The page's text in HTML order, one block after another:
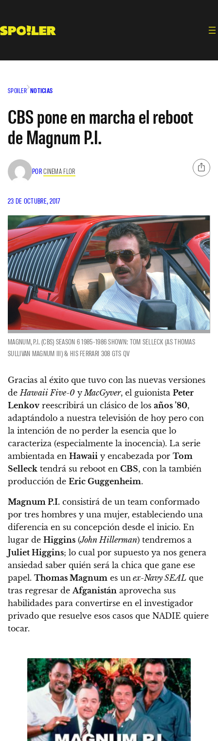
contenido
SPOILER NOTICIAS
CBS pone en marcha el reboot
de Magnum P.I.
PORCINEMA FLOR
23 DE OCTUBRE, 2017
MAGNUM, P.I. (CBS) SEASON 6 1985-1986 SHOWN: TOM SELLECK (AS THOMAS
SULLIVAN MAGNUM III) & HIS FERRARI 308 GTS QV
Gracias al éxito que tuvo con las nuevas versiones
de Hawaii Five-0 y MacGyver, el guionista Peter
Lenkov reescribirá un clásico de los años ’80,
adaptándolo a nuestra televisión de hoy pero con
la intención de no perder la esencia que lo
caracteriza (especialmente la inocencia). La serie
ambientada en Hawaii y encabezada por Tom
Selleck tendrá su reboot en CBS, con la también
producción de Eric Guggenheim.
Magnum P.I. consistirá de un team conformado
por tres hombres y una mujer, estableciendo una
diferencia en su concepción desde el inicio. En
lugar de Higgins (John Hillerman) tendremos a
Juliet Higgins; lo cual por supuesto ya nos genera
ansiedad saber quién será la chica que gane ese
papel. Thomas Magnum es un ex-Navy SEAL que
tras regresar de Afganistán aprovecha sus
habilidades para convertirse en el investigador
privado que resuelve esos casos que NADIE quiere
tocar.